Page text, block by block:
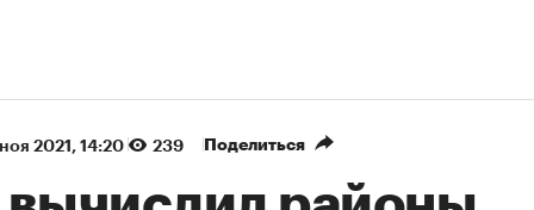
2021, 14:20 239 Поделиться